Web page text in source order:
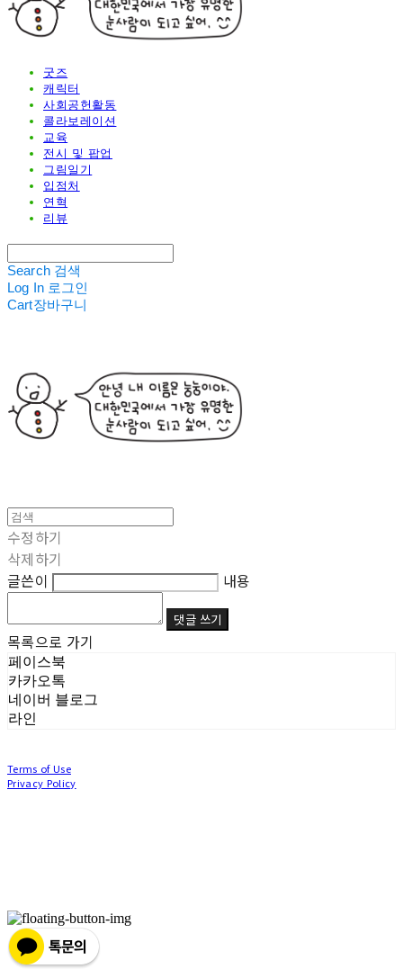
굿즈
캐릭터
사회공헌활동
콜라보레이션
교육
전시 및 팝업
그림일기
입점처
연혁
리뷰
Search 검색
Log In 로그인
Cart장바구니
수정하기
삭제하기
글쓴이
내용
댓글 쓰기
목록으로 가기
페이스북
카카오톡
네이버 블로그
라인
Terms of Use
Privacy Policy